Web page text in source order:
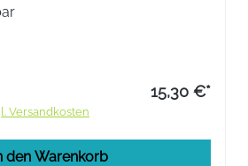
- zur schnellen Einnahme
15,30 €*
Versandkosten
den Warenkorb